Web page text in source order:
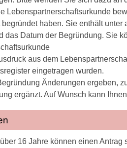
Lebenspartnerschaftsurkunde
begründet haben. Sie enthält
das Datum der Begründung. Sie
aus dem
eingetragen wurden.
Änderungen ergeben,
ergänzt. Auf Wunsch kann
16 Jahre können einen Antrag